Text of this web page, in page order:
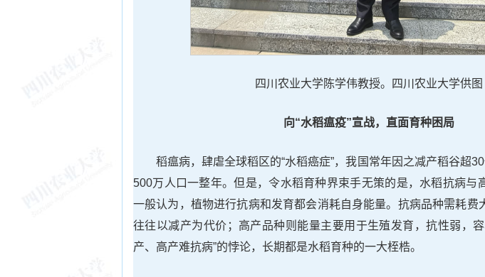
四川农业大学陈学伟教授。四川农业大学供图
向“水稻瘟疫”宣战，直面育种困局
稻瘟病，肆虐全球稻区的“水稻癌症”，我国常年因之减产稻谷超
500万人口一整年。但是，令水稻育种界束手无策的是，水稻抗病与
一般认为，植物进行抗病和发育都会消耗自身能量。抗病品种需耗费
往往以减产为代价；高产品种则能量主要用于生殖发育，抗性弱，
产、高产难抗病”的悖论，长期都是水稻育种的一大桎梏。